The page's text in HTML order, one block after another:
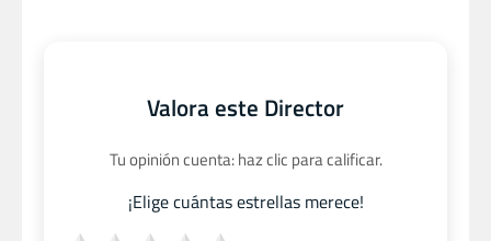
Valora este Director
Tu opinión cuenta: haz clic para calificar.
¡Elige cuántas estrellas merece!